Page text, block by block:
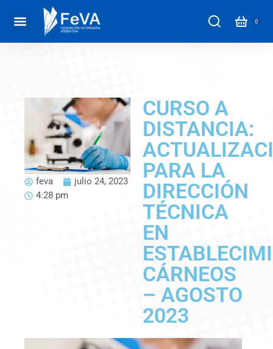
feva
julio 24, 2023
4:28 pm
CURSO A
DISTANCIA:
PARA LA
DIRECCIÓN
TÉCNICA
EN
CÁRNEOS
– AGOSTO
2023